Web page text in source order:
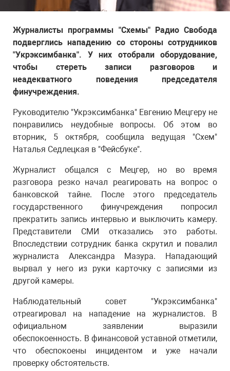
Журналисты программы "Схемы" Радио Свобода
подверглись нападению со стороны сотрудников
"Укрэксимбанка". У них отобрали оборудование,
чтобы стереть записи разговоров и
неадекватного поведения председателя
финучреждения.
Руководителю "Укрэксимбанка" Евгению Мецгеру не
понравились неудобные вопросы. Об этом во
вторник, 5 октября, сообщила ведущая "Схем"
Наталья Седлецкая в "Фейсбуке".
Журналист общался с Мецгер, но во время
разговора резко начал реагировать на вопрос о
банковской тайне. После этого председатель
государственного финучреждения попросил
прекратить запись интервью и выключить камеру.
Представители СМИ отказались это работы.
Впоследствии сотрудник банка скрутил и повалил
журналиста Александра Мазура. Нападающий
вырвал у него из руки карточку с записями из
другой камеры.
Наблюдательный совет "Укрэксимбанка"
отреагировал на нападение на журналистов. В
официальном заявлении выразили
обеспокоенность. В финансовой уставной отметили,
что обеспокоены инцидентом и уже начали
проверку обстоятельств.